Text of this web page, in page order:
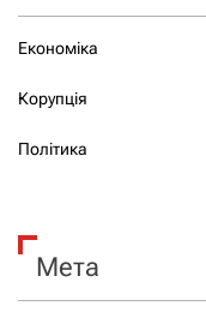
Економіка
Корупція
Політика
Мета